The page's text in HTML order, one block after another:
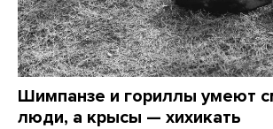
Шимпанзе и гориллы умеют
люди, а крысы — хихикать